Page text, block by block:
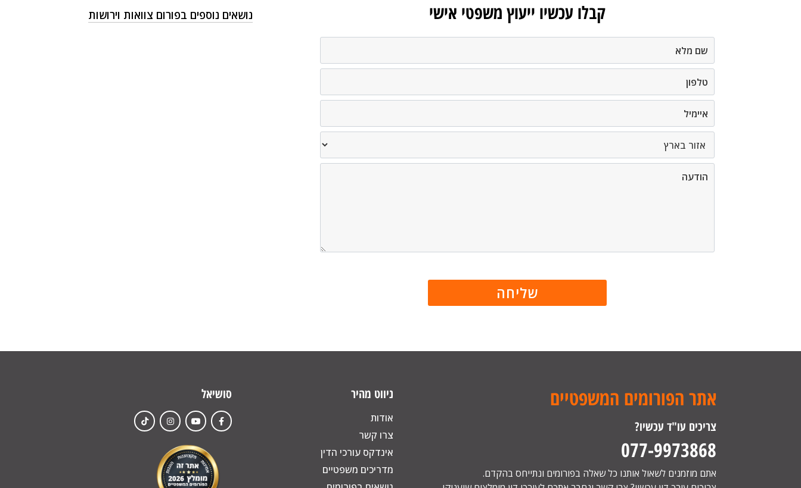
קבלו עכשיו ייעוץ משפטי אישי נושאים נוספים בפורום צוואות וירושות
אתר הפורומים המשפטיים
צריכים עו"ד עכשיו?
077-9973868
אתם מוזמנים לשאול אותנו כל שאלה בפורומים ונתייחס בהקדם.
ניווט מהיר
אודות
צרו קשר
אינדקס עורכי הדין
מדריכים משפטיים
סושיאל